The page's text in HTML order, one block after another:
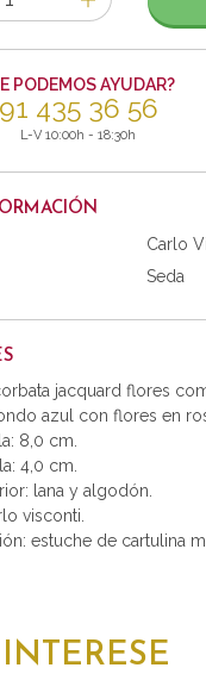
PODEMOS AYUDAR?
91 435 36 56
L-V 10:00h - 18:30h
Carlo
Seda
jacquard flores
azul con flores en
8,0 cm.
4,0 cm.
lana y algodón.
visconti.
estuche de cartulina